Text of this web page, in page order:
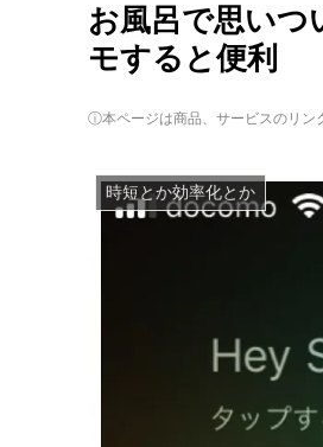
お風呂で思いつ
モすると便利
ⓘ本ページは商品、サービスのリン
時短とか効率化とか